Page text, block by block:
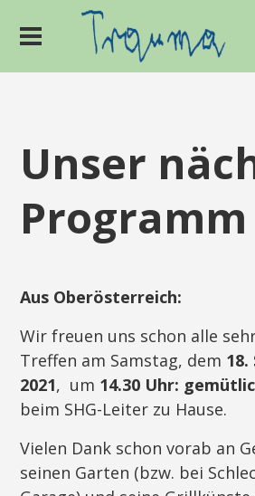
Unser
Programm
Aus Oberösterreich:
Wir freuen uns schon alle
Treffen am Samstag, dem
2021, um 14.30 Uhr:
beim SHG-Leiter zu Hause.
Vielen Dank schon vorab an
seinen Garten (bzw. bei